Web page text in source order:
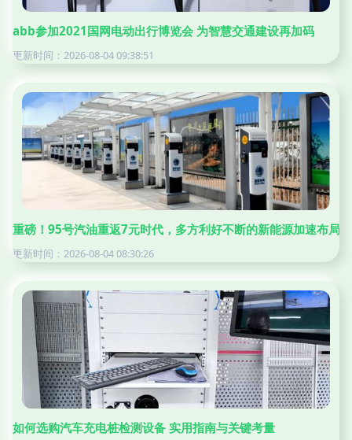
abb参加2021国网电动出行博览会 为智慧交通建设再加码
更新时间：2026-08-04 09:38:51
重磅！95号汽油重返7元时代，多方利好不断的新能源加速布局
更新时间：2026-08-04 08:30:26
如何选购汽车充电桩检测设备 实用指南与关键考量